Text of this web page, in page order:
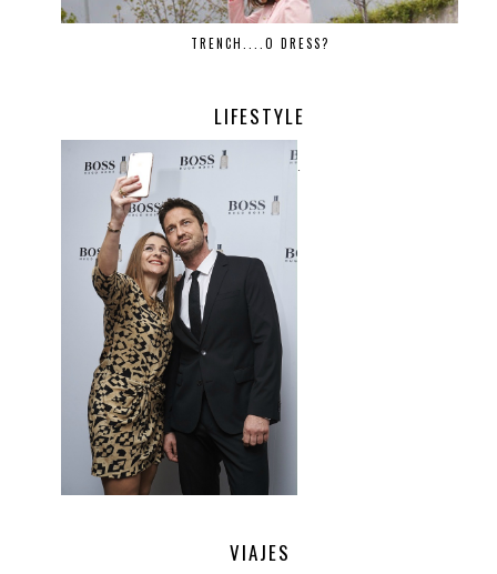
TRENCH....O DRESS?
LIFESTYLE
VIAJES